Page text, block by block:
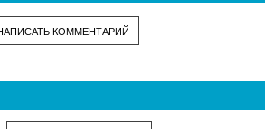
КОММЕНТАРИЙ